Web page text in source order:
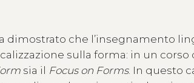
dimostrato che l’insegnamento
sulla forma: in un corso
sia il Focus on Forms. In questo